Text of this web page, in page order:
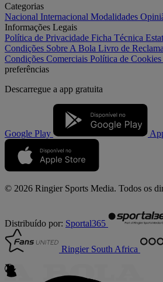
Categorias
Nacional Internacional Modalidades
Informações Legais
Política de Privacidade Ficha Técnica
Condições Sobre A Bola Livro de
Condições Comerciais Política de Cookies
preferências
Descarregue a app gratuita
Google Play
© 2026 Ringier Sports Media. Todos os
Distribuído por: Sportal365
Ringier South Africa